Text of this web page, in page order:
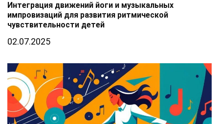
Интеграция движений йоги и музыкальных
импровизаций для развития ритмической
чувствительности детей
02.07.2025